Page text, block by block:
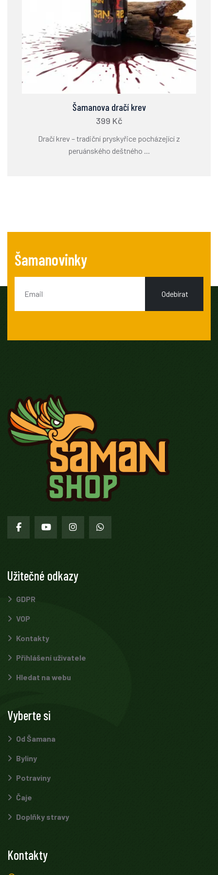
Šamanova dračí krev
399 Kč
Dračí krev – tradiční pryskyřice pocházející z
peruánského deštného ...
Šamanovinky
Odebírat
FacebookYoutubeInstagramWhatsApp
Užitečné odkazy
GDPR
VOP
Kontakty
Přihlášení uživatele
Hledat na webu
Vyberte si
Od Šamana
Byliny
Potraviny
Čaje
Doplňky stravy
Kontakty